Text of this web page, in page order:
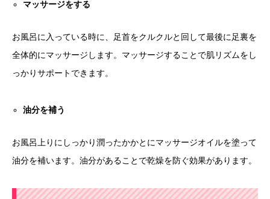
マッサージをする
お風呂に入っている時に、足首をクルクルと回して最後に足裏を
全体的にマッサージします。マッサージすることで肌リズムをし
っかりサポートできます。
油分を補う
お風呂上りにしっかり潤ったかかとにマッサージオイルを塗って
油分を補います。油分があることで乾燥を防ぐ効果があります。